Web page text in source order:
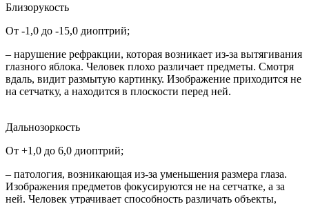
Близорукость
От -1,0 до -15,0 диоптрий;
– нарушение рефракции, которая возникает из-за вытягивания
глазного яблока. Человек плохо различает предметы. Смотря
вдаль, видит размытую картинку. Изображение приходится не
на сетчатку, а находится в плоскости перед ней.
Дальнозоркость
От +1,0 до 6,0 диоптрий;
– патология, возникающая из-за уменьшения размера глаза.
Изображения предметов фокусируются не на сетчатке, а за
ней. Человек утрачивает способность различать объекты,